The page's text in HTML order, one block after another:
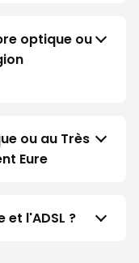
optique ou
ou au Très
Eure
l'ADSL ?